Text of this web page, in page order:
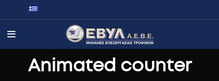
Animated counter